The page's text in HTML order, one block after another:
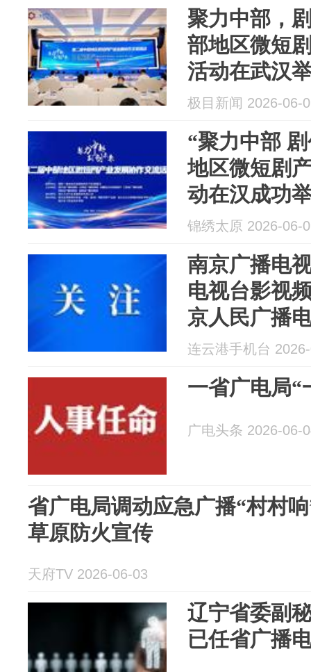
聚力中部，
部地区微短
活动在武汉
极目新闻 2026-06-
“聚力中部
地区微短剧
动在汉成功
锦绣太原 2026-06-
南京广播电
电视台影视
京人民广播
公告
连云港手机台
一省广电局“
广电头条 2026-06-
省广电局调动应急广播“村村
草原防火宣传
天府TV 2026-06-03
辽宁省委副
已任省广播